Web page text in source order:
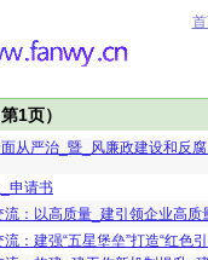
1页）
从严治_暨_风廉政建设和反
申请书
流：以高质量_建引领企业高质
：建强“五星堡垒”打造“红色